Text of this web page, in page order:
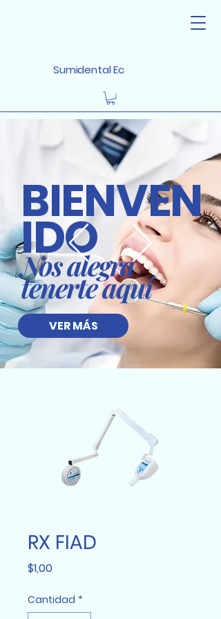
Sumidental Ec
BIENVEN
IDO
Nos alegra
tenerte aquí
VER MÁS
RX FIAD
$1,00Precio
Cantidad *